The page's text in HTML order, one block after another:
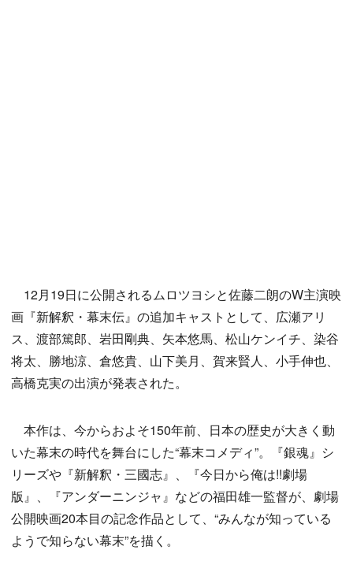
12月19日に公開されるムロツヨシと佐藤二朗のW主演映
画『新解釈・幕末伝』の追加キャストとして、広瀬アリ
ス、渡部篤郎、岩田剛典、矢本悠馬、松山ケンイチ、染谷
将太、勝地涼、倉悠貴、山下美月、賀来賢人、小手伸也、
高橋克実の出演が発表された。
本作は、今からおよそ150年前、日本の歴史が大きく動
いた幕末の時代を舞台にした“幕末コメディ”。『銀魂』シ
リーズや『新解釈・三國志』、『今日から俺は!!劇場
版』、『アンダーニンジャ』などの福田雄一監督が、劇場
公開映画20本目の記念作品として、“みんなが知っている
ようで知らない幕末”を描く。